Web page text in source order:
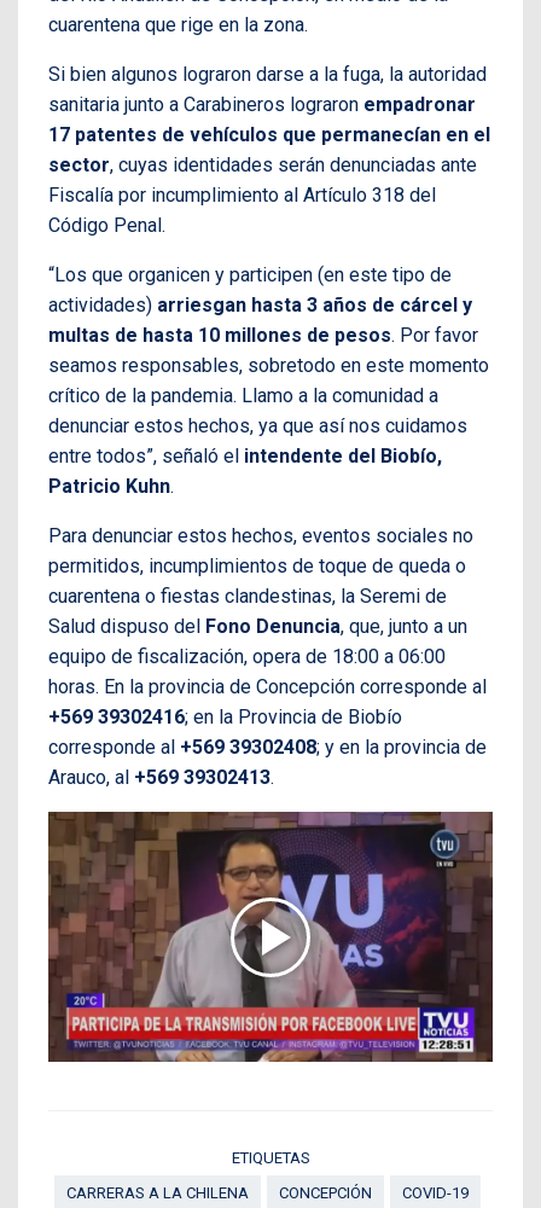
cuarentena que rige en la zona.
Si bien algunos lograron darse a la fuga, la autoridad
sanitaria junto a Carabineros lograron empadronar
17 patentes de vehículos que permanecían en el
sector, cuyas identidades serán denunciadas ante
Fiscalía por incumplimiento al Artículo 318 del
Código Penal.
“Los que organicen y participen (en este tipo de
actividades) arriesgan hasta 3 años de cárcel y
multas de hasta 10 millones de pesos. Por favor
seamos responsables, sobretodo en este momento
crítico de la pandemia. Llamo a la comunidad a
denunciar estos hechos, ya que así nos cuidamos
entre todos”, señaló el intendente del Biobío,
Patricio Kuhn.
Para denunciar estos hechos, eventos sociales no
permitidos, incumplimientos de toque de queda o
cuarentena o fiestas clandestinas, la Seremi de
Salud dispuso del Fono Denuncia, que, junto a un
equipo de fiscalización, opera de 18:00 a 06:00
horas. En la provincia de Concepción corresponde al
+569 39302416; en la Provincia de Biobío
corresponde al +569 39302408; y en la provincia de
Arauco, al +569 39302413.
ETIQUETAS
CARRERAS A LA CHILENA
CONCEPCIÓN COVID-19